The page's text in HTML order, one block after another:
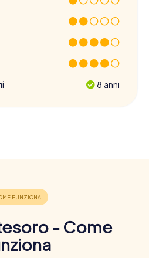
8 anni
- Come